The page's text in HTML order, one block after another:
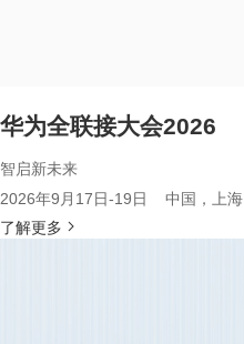
华为全联接大会2026
智启新未来
2026年9月17日-19日 中国，上海
了解更多